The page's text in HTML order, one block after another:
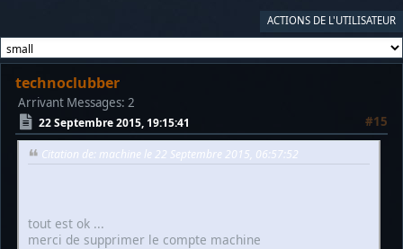
ACTIONS DE L'UTILISATEUR
technoclubber
Arrivant Messages: 2
22 Septembre 2015, 19:15:41 #15
Citation de: machine le 22 Septembre 2015, 06:57:52
tout est ok ...
merci de supprimer le compte machine